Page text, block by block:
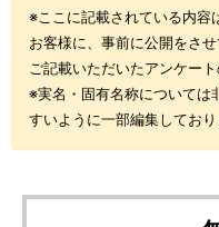
※ここに記載されている内容
お客様に、事前に公開をさ
ご記載いただいたアンケート
※実名・固有名称については
すいように一部編集しており